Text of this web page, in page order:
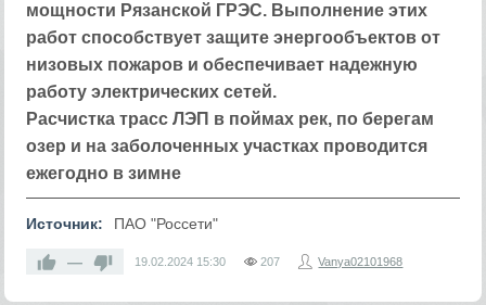
мощности Рязанской ГРЭС. Выполнение этих
работ способствует защите энергообъектов от
низовых пожаров и обеспечивает надежную
работу электрических сетей.
Расчистка трасс ЛЭП в поймах рек, по берегам
озер и на заболоченных участках проводится
ежегодно в зимне
Источник: ПАО "Россети"
— 19.02.2024 15:30 207 Vanya02101968